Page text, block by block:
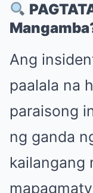
Ang
paalala na
paraisong
ng ganda
kailangang